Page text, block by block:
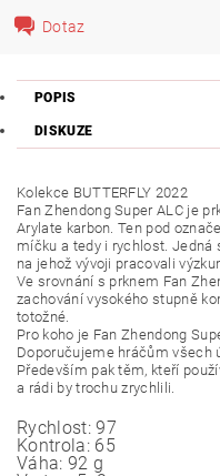
Dotaz
POPIS
DISKUZE
Kolekce BUTTERFLY 2022
Fan Zhendong Super ALC je
Arylate karbon. Ten pod
míčku a tedy i rychlost. Jedná
na jehož vývoji pracovali
Ve srovnání s prknem Fan
zachování vysokého stupně
totožné.
Pro koho je Fan Zhendong
Doporučujeme hráčům všech
Především pak těm, kteří
a rádi by trochu zrychlili.
Rychlost: 97
Kontrola: 65
Váha: 92 g